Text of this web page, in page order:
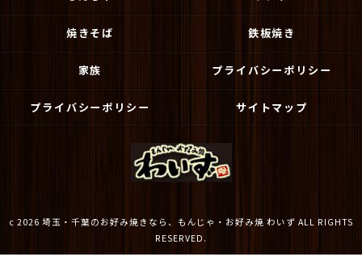
焼きそば 鉄板焼き
家族 プライバシーポリシー
プライバシーポリシー サイトマップ
c 2026 埼玉・千葉のお好み焼きなら、もんじゃ・お好み焼 わいず ALL RIGHTS
RESERVED.